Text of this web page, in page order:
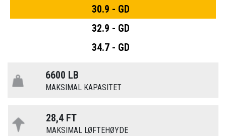
30.9 - GD
32.9 - GD
34.7 - GD
6600 LB
MAKSIMAL KAPASITET
28,4 FT
MAKSIMAL LØFTEHØYDE